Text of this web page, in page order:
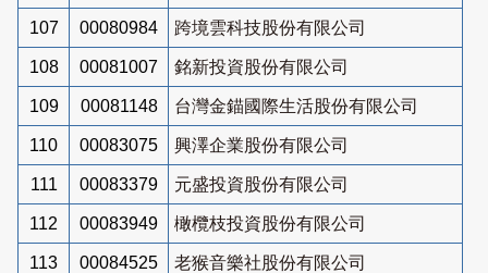
107 00080984 跨境雲科技股份有限公司
108 00081007 銘新投資股份有限公司
109 00081148 台灣金錨國際生活股份有限公司
110 00083075 興澤企業股份有限公司
111 00083379 元盛投資股份有限公司
112 00083949 橄欖枝投資股份有限公司
113 00084525 老猴音樂社股份有限公司